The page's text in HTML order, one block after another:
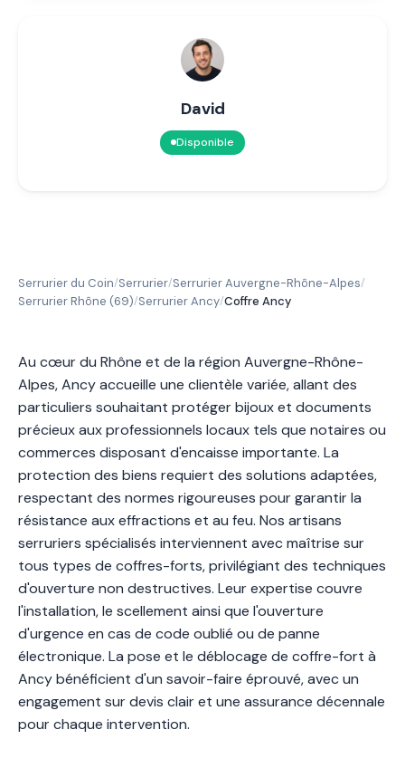
David
Disponible
Serrurier du Coin/Serrurier/Serrurier Auvergne-Rhône-Alpes/
Serrurier Rhône (69)/Serrurier Ancy/Coffre Ancy
Au cœur du Rhône et de la région Auvergne-Rhône-
Alpes, Ancy accueille une clientèle variée, allant des
particuliers souhaitant protéger bijoux et documents
précieux aux professionnels locaux tels que notaires ou
commerces disposant d'encaisse importante. La
protection des biens requiert des solutions adaptées,
respectant des normes rigoureuses pour garantir la
résistance aux effractions et au feu. Nos artisans
serruriers spécialisés interviennent avec maîtrise sur
tous types de coffres-forts, privilégiant des techniques
d'ouverture non destructives. Leur expertise couvre
l'installation, le scellement ainsi que l'ouverture
d'urgence en cas de code oublié ou de panne
électronique. La pose et le déblocage de coffre-fort à
Ancy bénéficient d'un savoir-faire éprouvé, avec un
engagement sur devis clair et une assurance décennale
pour chaque intervention.